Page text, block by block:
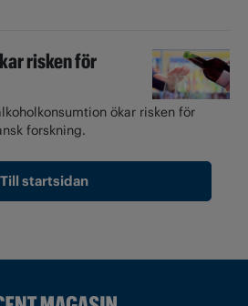
risken för
ökar risken för
forskning.
Till startsidan